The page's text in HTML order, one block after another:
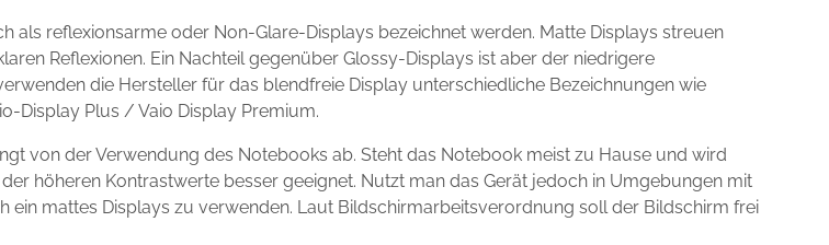
als reflexionsarme oder Non-Glare-Displays bezeichnet werden. Matte Displays streuen
Reflexionen. Ein Nachteil gegenüber Glossy-Displays ist aber der niedrigere
die Hersteller für das blendfreie Display unterschiedliche Bezeichnungen wie
Display Plus / Vaio Display Premium.
von der Verwendung des Notebooks ab. Steht das Notebook meist zu Hause und wird
höheren Kontrastwerte besser geeignet. Nutzt man das Gerät jedoch in Umgebungen mit
ein mattes Displays zu verwenden. Laut Bildschirmarbeitsverordnung soll der Bildschirm frei